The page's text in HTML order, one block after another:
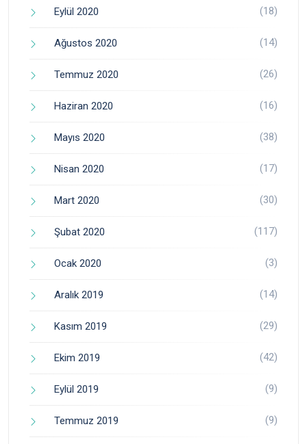
Eylül 2020 (18)
Ağustos 2020 (14)
Temmuz 2020 (26)
Haziran 2020 (16)
Mayıs 2020 (38)
Nisan 2020 (17)
Mart 2020 (30)
Şubat 2020 (117)
Ocak 2020 (3)
Aralık 2019 (14)
Kasım 2019 (29)
Ekim 2019 (42)
Eylül 2019 (9)
Temmuz 2019 (9)